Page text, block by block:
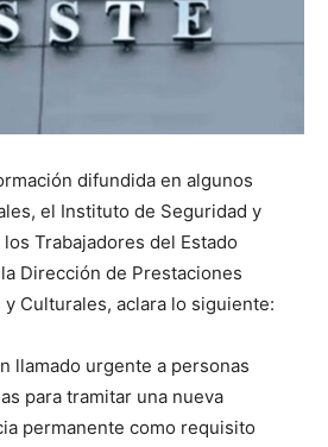
difundida en algunos
el Instituto de Seguridad y
Trabajadores del Estado
Dirección de Prestaciones
y Culturales, aclara lo siguiente:
llamado urgente a personas
para tramitar una nueva
permanente como requisito